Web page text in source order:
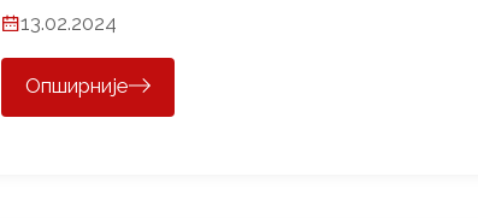
13.02.2024
Опширније